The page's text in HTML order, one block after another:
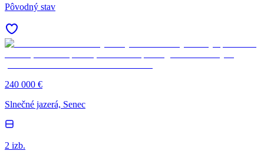
Pôvodný stav
240 000 €
Slnečné jazerá, Senec
2 izb.